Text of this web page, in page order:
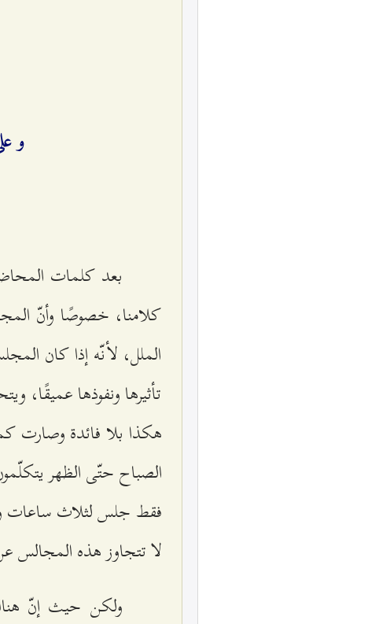
و
بعد كلمات
كلامنا، خصوصًا وأنّ
الملل، لأنّه إذا كان
تأثيرها ونفوذها عميقًا،
هكذا بلا فائدة وصارت
الصباح حتّى الظهر
فقط جلس لثلاث ساعات
لا تتجاوز هذه المجالس
ولكن حيث إنّ هناك